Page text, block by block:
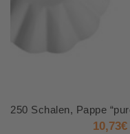
10,73€